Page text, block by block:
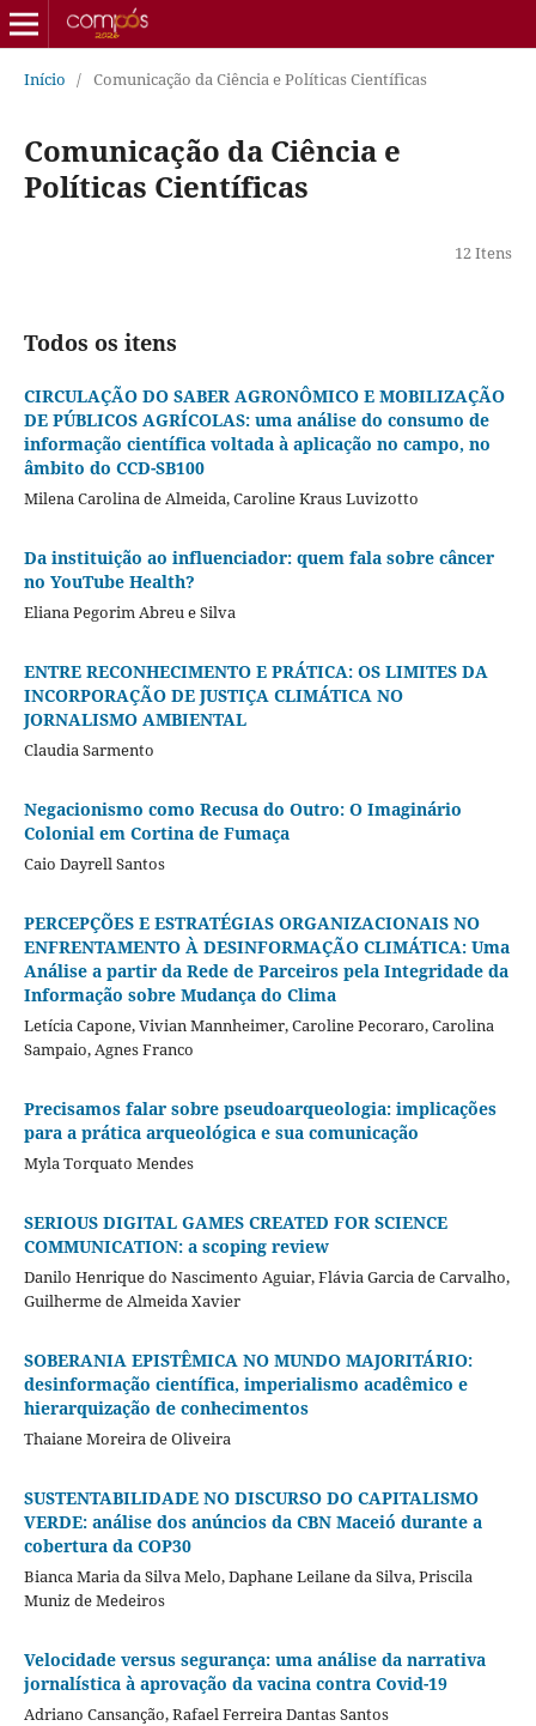
Início / Comunicação da Ciência e Políticas Científicas
Comunicação da Ciência e
Políticas Científicas
12 Itens
Todos os itens
CIRCULAÇÃO DO SABER AGRONÔMICO E MOBILIZAÇÃO
DE PÚBLICOS AGRÍCOLAS: uma análise do consumo de
informação científica voltada à aplicação no campo, no
âmbito do CCD-SB100
Milena Carolina de Almeida, Caroline Kraus Luvizotto
Da instituição ao influenciador: quem fala sobre câncer
no YouTube Health?
Eliana Pegorim Abreu e Silva
ENTRE RECONHECIMENTO E PRÁTICA: OS LIMITES DA
INCORPORAÇÃO DE JUSTIÇA CLIMÁTICA NO
JORNALISMO AMBIENTAL
Claudia Sarmento
Negacionismo como Recusa do Outro: O Imaginário
Colonial em Cortina de Fumaça
Caio Dayrell Santos
PERCEPÇÕES E ESTRATÉGIAS ORGANIZACIONAIS NO
ENFRENTAMENTO À DESINFORMAÇÃO CLIMÁTICA: Uma
Análise a partir da Rede de Parceiros pela Integridade da
Informação sobre Mudança do Clima
Letícia Capone, Vivian Mannheimer, Caroline Pecoraro, Carolina
Sampaio, Agnes Franco
Precisamos falar sobre pseudoarqueologia: implicações
para a prática arqueológica e sua comunicação
Myla Torquato Mendes
SERIOUS DIGITAL GAMES CREATED FOR SCIENCE
COMMUNICATION: a scoping review
Danilo Henrique do Nascimento Aguiar, Flávia Garcia de Carvalho,
Guilherme de Almeida Xavier
SOBERANIA EPISTÊMICA NO MUNDO MAJORITÁRIO:
desinformação científica, imperialismo acadêmico e
hierarquização de conhecimentos
Thaiane Moreira de Oliveira
SUSTENTABILIDADE NO DISCURSO DO CAPITALISMO
VERDE: análise dos anúncios da CBN Maceió durante a
cobertura da COP30
Bianca Maria da Silva Melo, Daphane Leilane da Silva, Priscila
Muniz de Medeiros
Velocidade versus segurança: uma análise da narrativa
jornalística à aprovação da vacina contra Covid-19
Adriano Cansanção, Rafael Ferreira Dantas Santos